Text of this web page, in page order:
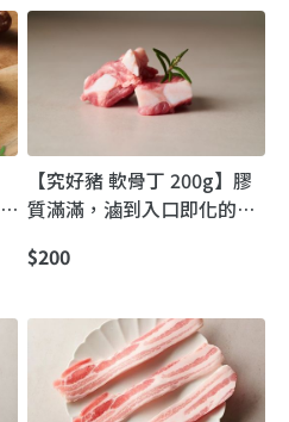
【究好豬 軟骨丁 200g】膠
質滿滿，滷到入口即化的神
$200